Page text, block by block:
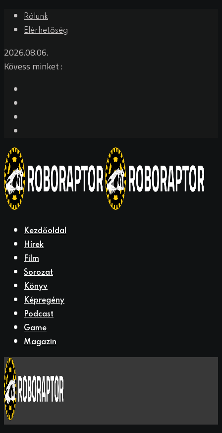
Skip
Rólunk
Elérhetőség
2026.08.06.
Kövess minket :
Kezdőoldal
Hírek
Film
Sorozat
Könyv
Képregény
Podcast
Game
Magazin